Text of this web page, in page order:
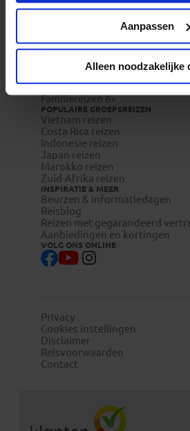
Aanpassen
Alleen noodzakelijke
Vacatures
Reisdocumenten aanvragen
Reisverzekeringen
REISTYPES
Groepsreizen
Festivalreizen
Familiereizen 6+
POPULAIRE GROEPSREIZEN
Vietnam reizen
Costa Rica reizen
Indonesie reizen
Japan reizen
Marokko reizen
Zuid-Afrika reizen
INSPIRATIE & MEER
Beurzen & informatiedagen
Reisblog
Reizen met gegarandeerd
Aanbiedingen en kortingen
VOLG ONS ONLINE
Privacy
Cookies instellingen
Disclaimer
Reisvoorwaarden
Contact